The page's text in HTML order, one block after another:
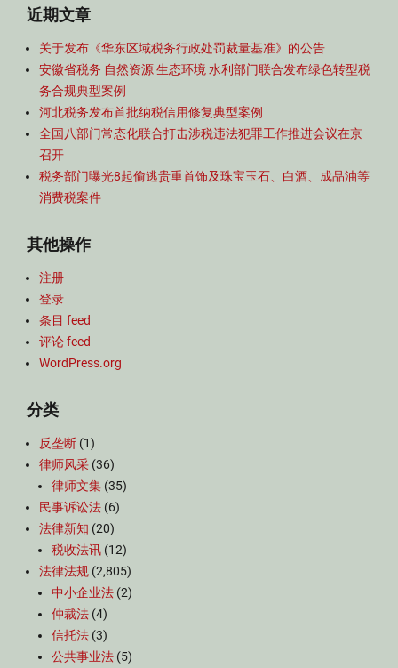
近期文章
关于发布《华东区域税务行政处罚裁量基准》的公告
安徽省税务 自然资源 生态环境 水利部门联合发布绿色转型税
务合规典型案例
河北税务发布首批纳税信用修复典型案例
全国八部门常态化联合打击涉税违法犯罪工作推进会议在京
召开
税务部门曝光8起偷逃贵重首饰及珠宝玉石、白酒、成品油等
消费税案件
其他操作
注册
登录
条目 feed
评论 feed
WordPress.org
分类
反垄断 (1)
律师风采 (36)
律师文集 (35)
民事诉讼法 (6)
法律新知 (20)
税收法讯 (12)
法律法规 (2,805)
中小企业法 (2)
仲裁法 (4)
信托法 (3)
公共事业法 (5)